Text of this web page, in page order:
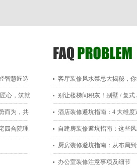
智慧匠造
心，筑就
而为，共
四合院理
客厅装修风水禁忌大揭秘，
别让楼梯间积灰！别墅 / 复
藏空间
酒店装修避坑指南：4 大维
自建房装修避坑指南：这些
厨房装修避坑指南：从布局
办公室装修注意事项及细节